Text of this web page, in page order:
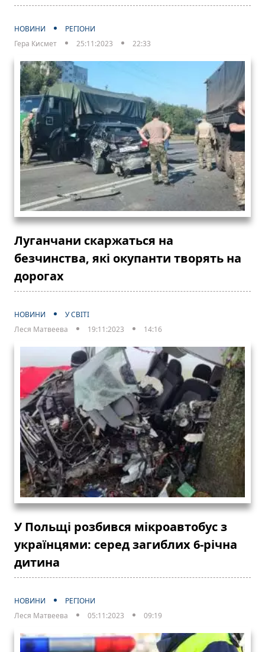
НОВИНИ
РЕГІОНИ
Гера Кисмет
25:11:2023 22:33
Луганчани скаржаться на
безчинства, які окупанти творять на
дорогах
НОВИНИ
У СВІТІ
Леся Матвеева
19:11:2023 14:16
У Польщі розбився мікроавтобус з
українцями: серед загиблих 6-річна
дитина
НОВИНИ
РЕГІОНИ
Леся Матвеева
05:11:2023 09:19